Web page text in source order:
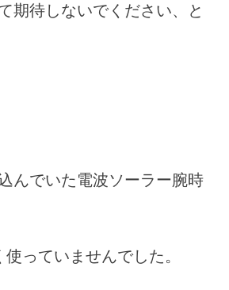
期待しないでください、と
んでいた電波ソーラー腕時
っていませんでした。